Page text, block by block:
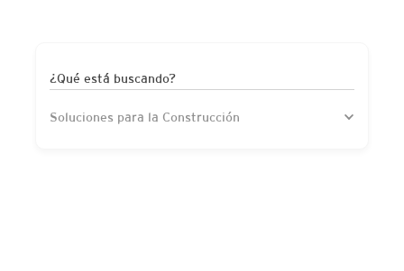
¿Qué está buscando?
Soluciones para la Construcción